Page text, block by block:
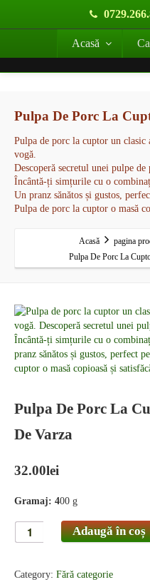
Acasă
Pulpa De Porc La
Pulpa de porc la cuptor un
vogă.
Descoperă secretul unei pulpe
Încântă-ți simțurile cu o
Un pranz sănătos și gustos,
Pulpa de porc la cuptor o masă
Acasă pagina
Pulpa De Porc La
Pulpa De Porc La
De Varza
32.00lei
Gramaj: 400 g
Adaugă în coș
Category: Fără categorie